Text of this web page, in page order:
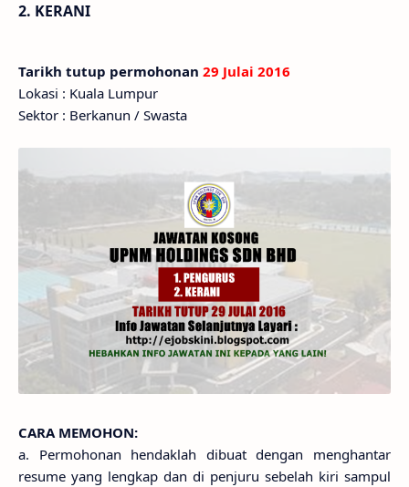
2. KERANI
Tarikh tutup permohonan 29 Julai 2016
Lokasi : Kuala Lumpur
Sektor : Berkanun / Swasta
CARA MEMOHON:
a. Permohonan hendaklah dibuat dengan menghantar
resume yang lengkap dan di penjuru sebelah kiri sampul